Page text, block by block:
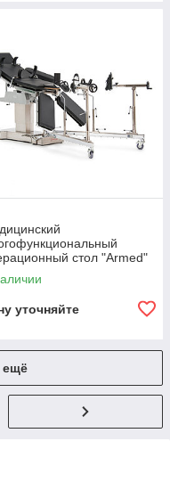
стол "Armed"
уточняйте
ещё